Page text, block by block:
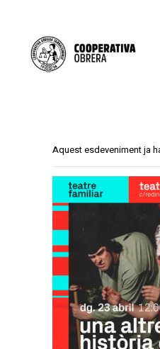
lloguer
Aquest esdeveniment ja